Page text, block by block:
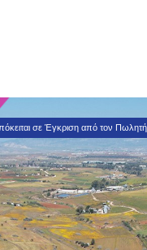
σε Έγκριση από τον Πωλητή